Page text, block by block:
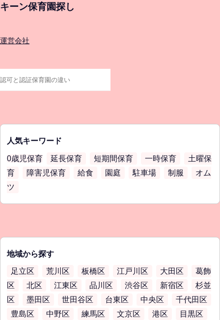
キーン保育園探し
運営会社
人気キーワード
0歳児保育 延長保育 短期間保育 一時保育
土曜保
育
障害児保育 給食 園庭 駐車場 制服
オム
ツ
地域から探す
足立区 荒川区 板橋区 江戸川区 大田区
葛飾
区
北区 江東区 品川区 渋谷区 新宿区
杉並
区
墨田区 世田谷区 台東区 中央区
千代田区
豊島区
中野区 練馬区 文京区 港区 目黒区